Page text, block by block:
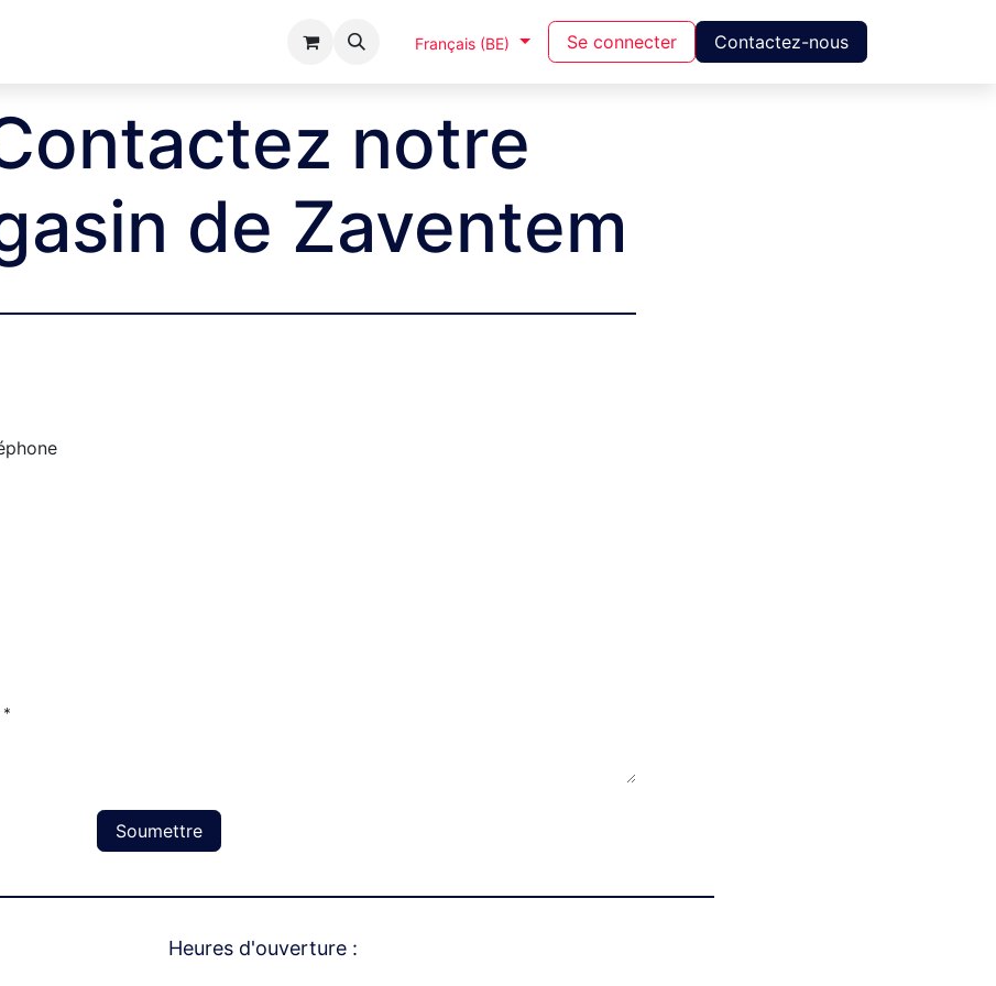
A Propos Français (BE) Se connecter Contactez-nous
notre
de Zaventem
*
Soumettre
Heures d'ouverture :